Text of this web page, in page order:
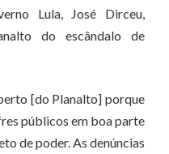
Lula, José Dirceu,
do escândalo de
[do Planalto] porque
públicos em boa parte
de poder. As denúncias